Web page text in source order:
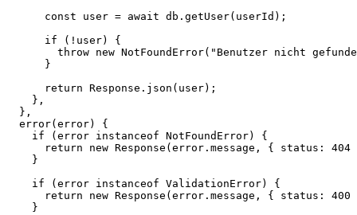
      const
user = await db. getUser(userId);
      if
( ! user) {
        throw
new NotFoundError( "Benutzer nicht
      }
      return
Response. json (user);
    },
  },
  error
( error) {
    if
(error instanceof NotFoundError) {
      return
new Response (error.message, { status: 404
    }
    if
(error instanceof ValidationError) {
      return
new Response (error.message, { status: 400
    }